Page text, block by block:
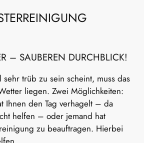
– SAUBEREN DURCHBLICK!
sehr trüb zu sein scheint, muss das
liegen. Zwei Möglichkeiten:
Ihnen den Tag verhagelt – da
helfen – oder jemand hat
zu beauftragen. Hierbei